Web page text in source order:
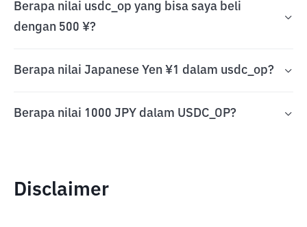
Berapa nilai usdc_op yang bisa saya beli
dengan 500 ¥?
Berapa nilai Japanese Yen ¥1 dalam usdc_op?
Berapa nilai 1000 JPY dalam USDC_OP?
Disclaimer